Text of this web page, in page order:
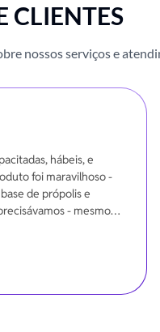
CLIENTES
nossos serviços e
hábeis, e
foi maravilhoso -
de própolis e
- mesmo